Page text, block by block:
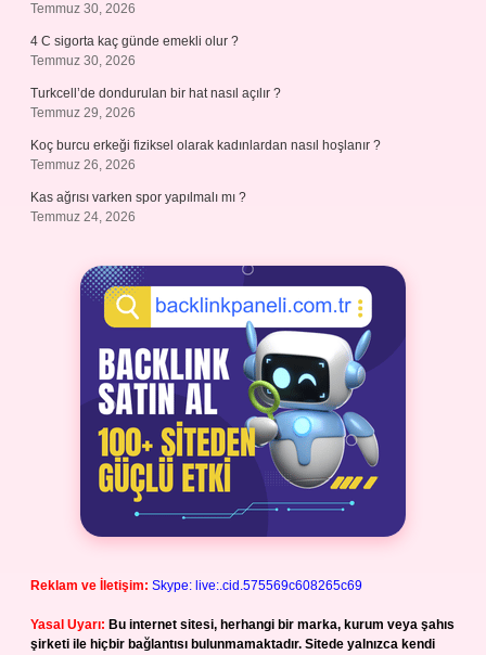
Temmuz 30, 2026
4 C sigorta kaç günde emekli olur ?
Temmuz 30, 2026
Turkcell’de dondurulan bir hat nasıl açılır ?
Temmuz 29, 2026
Koç burcu erkeği fiziksel olarak kadınlardan nasıl hoşlanır ?
Temmuz 26, 2026
Kas ağrısı varken spor yapılmalı mı ?
Temmuz 24, 2026
Reklam ve İletişim: Skype: live:.cid.575569c608265c69
Yasal Uyarı: Bu internet sitesi, herhangi bir marka, kurum veya şahıs
şirketi ile hiçbir bağlantısı bulunmamaktadır. Sitede yalnızca kendi